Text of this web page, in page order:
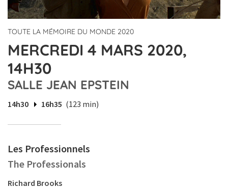
TOUTE LA MÉMOIRE DU MONDE 2020
MERCREDI 4 MARS 2020,
14H30
SALLE JEAN EPSTEIN
14h30 16h35 (123 min)
Les Professionnels
The Professionals
Richard Brooks